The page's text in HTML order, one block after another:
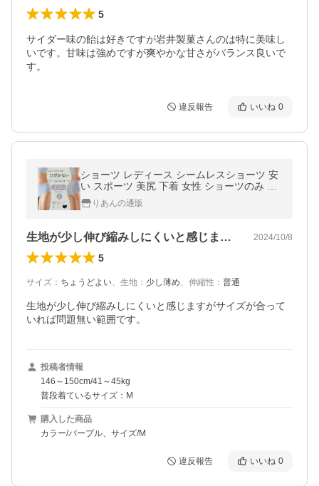
5
サイダー味の飴は好きですが岩井製菓さんのは特に美味し
いです。甘味は強めですが爽やかな甘さがバランス良いで
す。
違反報告 いいね 0
ショーツ レディース シームレスショーツ 安
い スポーツ 美尻 下着 女性 ショーツのみ 無
地 パンツ 響かない 20代 30代 40代 50代 爆
買 りあんの通販
生地が少し伸び縮みしにくいと感じますが… 2024/10/8
5
サイズ ： ちょうどよい、 生地 ： 少し薄め、 伸縮性 ： 普通
生地が少し伸び縮みしにくいと感じますがサイズが合って
いれば問題無い範囲です。
投稿者情報
146～150cm/41～45kg
普段着ているサイズ：M
購入した商品
カラー/パープル、サイズ/M
違反報告 いいね 0